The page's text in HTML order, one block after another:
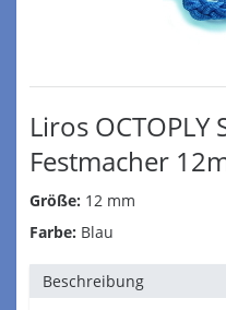
Liros OCTOPLY
Festmacher
Größe: 12 mm
Farbe: Blau
Beschreibung